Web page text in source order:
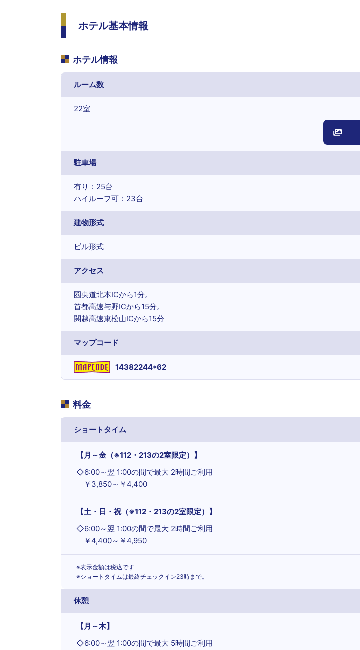
ホテル基本情報
ホテル情報
ルーム数
22室
駐車場
有り：25台
ハイルーフ可：23台
建物形式
ビル形式
アクセス
圏央道北本ICから1分。
首都高速与野ICから15分。
関越高速東松山ICから15分
マップコード
14382244*62
料金
ショートタイム
【月～金（※112・213の2室限定）】
◇6:00～翌 1:00の間で最大 2時間ご利用
￥3,850～￥4,400
【土・日・祝（※112・213の2室限定）】
◇6:00～翌 1:00の間で最大 2時間ご利用
￥4,400～￥4,950
※表示金額は税込です
※ショートタイムは最終チェックイン23時まで。
休憩
【月～木】
◇6:00～翌 1:00の間で最大 5時間ご利用